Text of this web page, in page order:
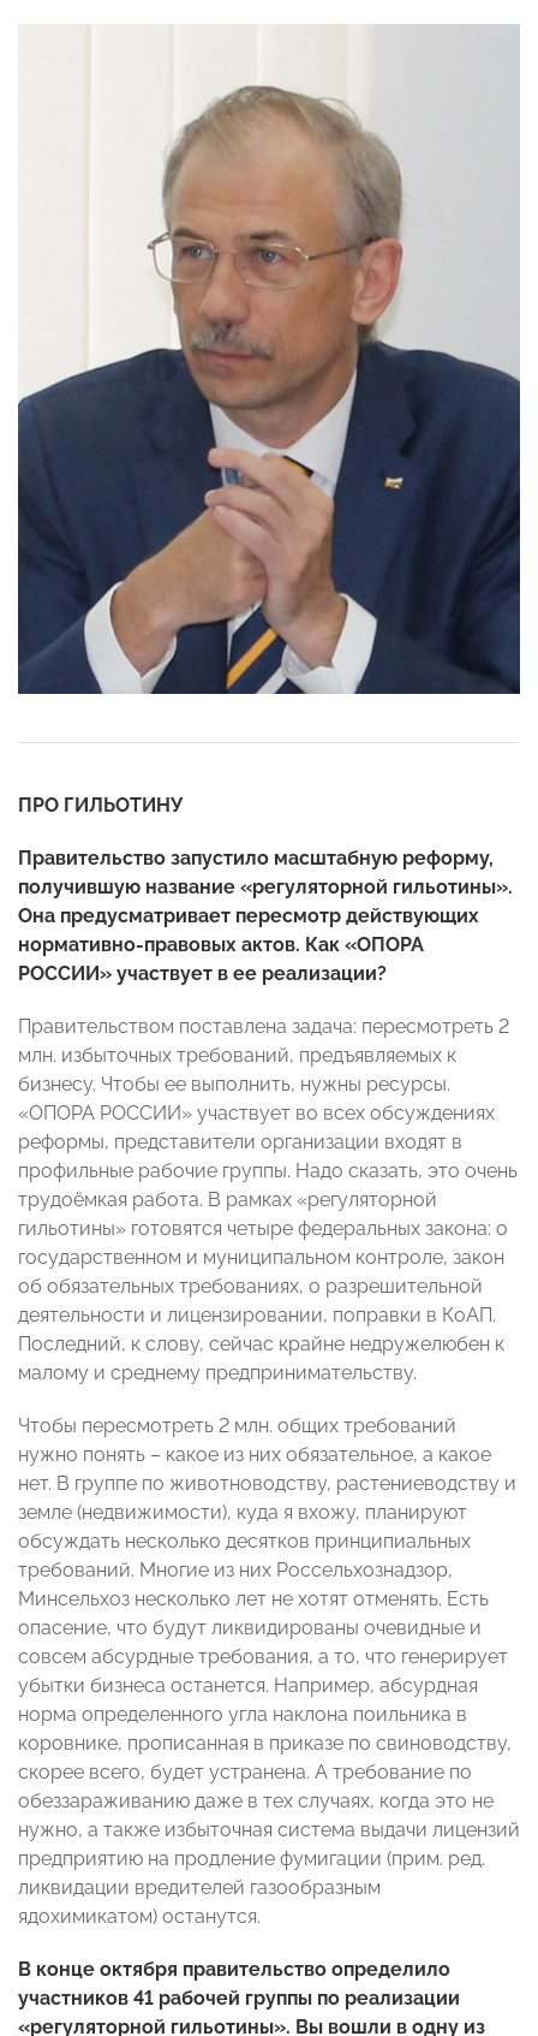
ПРО ГИЛЬОТИНУ
Правительство запустило масштабную реформу,
получившую название «регуляторной гильотины».
Она предусматривает пересмотр действующих
нормативно-правовых актов. Как «ОПОРА
РОССИИ» участвует в ее реализации?
Правительством поставлена задача: пересмотреть 2
млн. избыточных требований, предъявляемых к
бизнесу. Чтобы ее выполнить, нужны ресурсы.
«ОПОРА РОССИИ» участвует во всех обсуждениях
реформы, представители организации входят в
профильные рабочие группы. Надо сказать, это очень
трудоёмкая работа. В рамках «регуляторной
гильотины» готовятся четыре федеральных закона: о
государственном и муниципальном контроле, закон
об обязательных требованиях, о разрешительной
деятельности и лицензировании, поправки в КоАП.
Последний, к слову, сейчас крайне недружелюбен к
малому и среднему предпринимательству.
Чтобы пересмотреть 2 млн. общих требований
нужно понять – какое из них обязательное, а какое
нет. В группе по животноводству, растениеводству и
земле (недвижимости), куда я вхожу, планируют
обсуждать несколько десятков принципиальных
требований. Многие из них Россельхознадзор,
Минсельхоз несколько лет не хотят отменять. Есть
опасение, что будут ликвидированы очевидные и
совсем абсурдные требования, а то, что генерирует
убытки бизнеса останется. Например, абсурдная
норма определенного угла наклона поильника в
коровнике, прописанная в приказе по свиноводству,
скорее всего, будет устранена. А требование по
обеззараживанию даже в тех случаях, когда это не
нужно, а также избыточная система выдачи лицензий
предприятию на продление фумигации (прим. ред.
ликвидации вредителей газообразным
ядохимикатом) останутся.
В конце октября правительство определило
участников 41 рабочей группы по реализации
«регуляторной гильотины». Вы вошли в одну из